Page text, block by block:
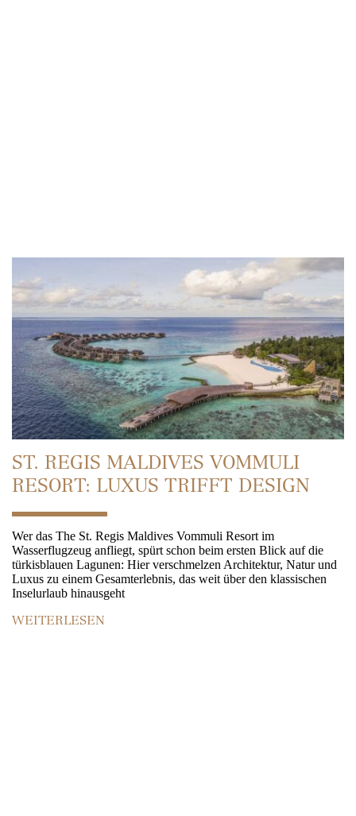
ST. REGIS MALDIVES VOMMULI
RESORT: LUXUS TRIFFT DESIGN
Wer das The St. Regis Maldives Vommuli Resort im
Wasserflugzeug anfliegt, spürt schon beim ersten Blick auf die
türkisblauen Lagunen: Hier verschmelzen Architektur, Natur und
Luxus zu einem Gesamterlebnis, das weit über den klassischen
Inselurlaub hinausgeht
WEITERLESEN